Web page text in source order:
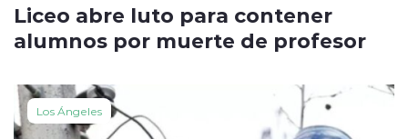
Liceo abre luto para contener
alumnos por muerte de profesor
Los Ángeles